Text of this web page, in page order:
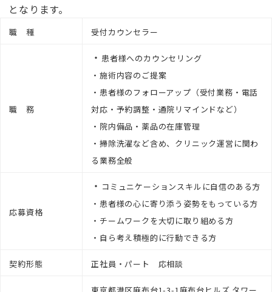
となります。
職 種 受付カウンセラー
職 務
・ 患者様へのカウンセリング
・施術内容のご提案
・患者様のフォローアップ（受付業務・電話
対応・予約調整・通院リマインドなど）
・院内備品・薬品の在庫管理
・掃除洗濯など含め、クリニック運営に関わ
る業務全般
応募資格
・ コミュニケーションスキルに自信のある方
・患者様の心に寄り添う姿勢をもっている方
・チームワークを大切に取り組める方
・自ら考え積極的に行動できる方
契約形態 正社員・パート 応相談